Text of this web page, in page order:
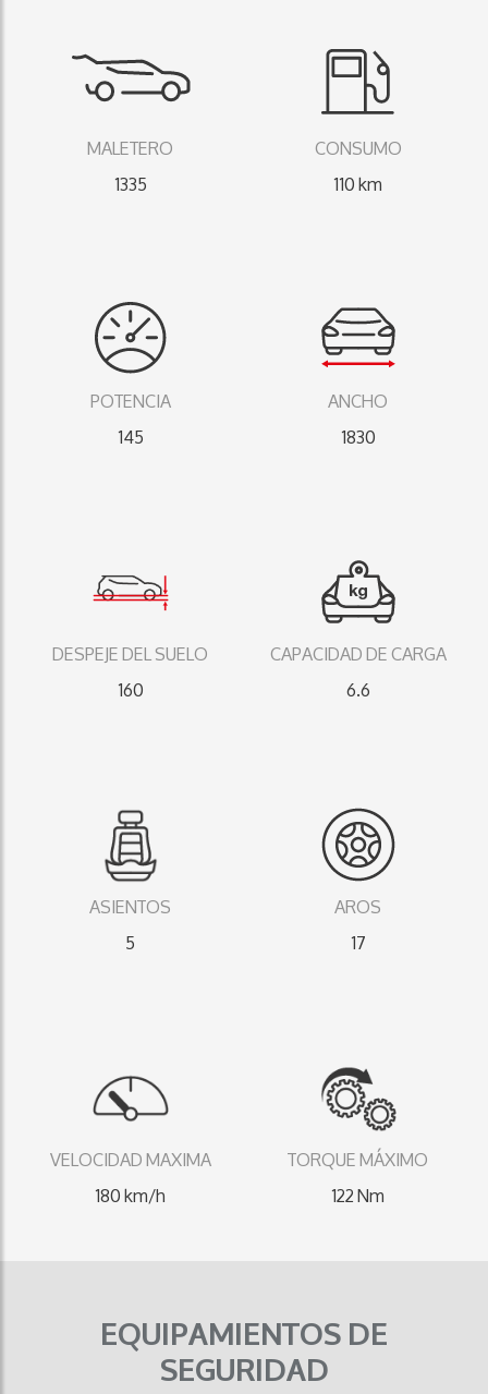
MALETERO
1335
CONSUMO
110 km
POTENCIA
145
ANCHO
1830
DESPEJE DEL SUELO
160
CAPACIDAD DE CARGA
6.6
ASIENTOS
5
AROS
17
VELOCIDAD MAXIMA
180 km/h
TORQUE MÁXIMO
122 Nm
EQUIPAMIENTOS DE
SEGURIDAD